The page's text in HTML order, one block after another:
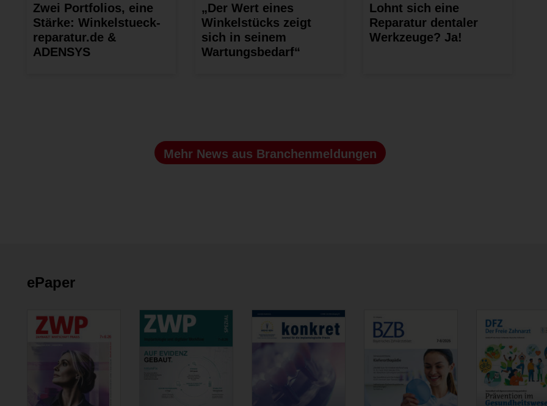
Zwei Portfolios, eine
Stärke: Winkel­stueck-
reparatur.de &
ADENSYS
„Der Wert eines
Winkelstücks zeigt
sich in seinem
Wartungsbedarf“
Lohnt sich eine
Reparatur dentaler
Werkzeuge? Ja!
Mehr News aus Branchenmeldungen
ePaper